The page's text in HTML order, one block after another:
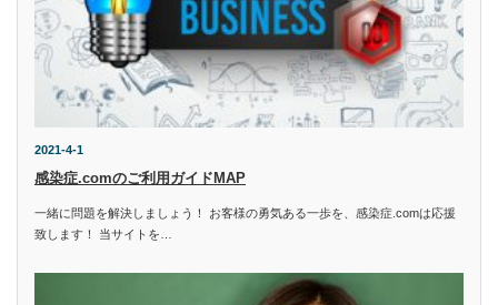
2021-4-1
感染症.comのご利用ガイドMAP
一緒に問題を解決しましょう！ お客様の勇気ある一歩を、感染症.comは応援
致します！ 当サイトを…